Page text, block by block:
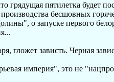
грядущая пятилетка будет
бесшовных
о запуске первого
гложет зависть. Черная
империя", это не